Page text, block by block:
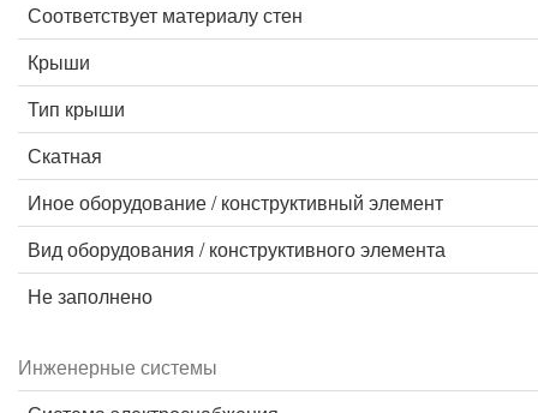
Соответствует материалу стен
Крыши
Тип крыши
Скатная
Иное оборудование / конструктивный элемент
Вид оборудования / конструктивного элемента
Не заполнено
Инженерные системы